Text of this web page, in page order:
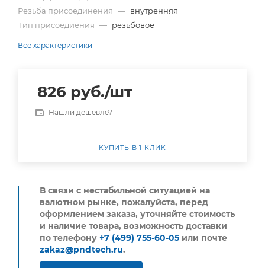
Резьба присоединения — внутренняя
Тип присоедиения — резьбовое
Все характеристики
826 руб./шт
Нашли дешевле?
КУПИТЬ В 1 КЛИК
В связи с нестабильной ситуацией на
валютном рынке, пожалуйста, перед
оформлением заказа, уточняйте стоимость
и наличие товара, возможность доставки
по телефону +7 (499) 755-60-05 или почте
zakaz@pndtech.ru.